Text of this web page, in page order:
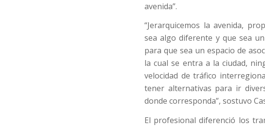
avenida”.
“Jerarquicemos la avenida,
sea algo diferente y que sea
para que sea un espacio de
la cual se entra a la ciudad,
velocidad de tráfico
tener alternativas para ir
donde corresponda”, sostuvo
El profesional diferenció los